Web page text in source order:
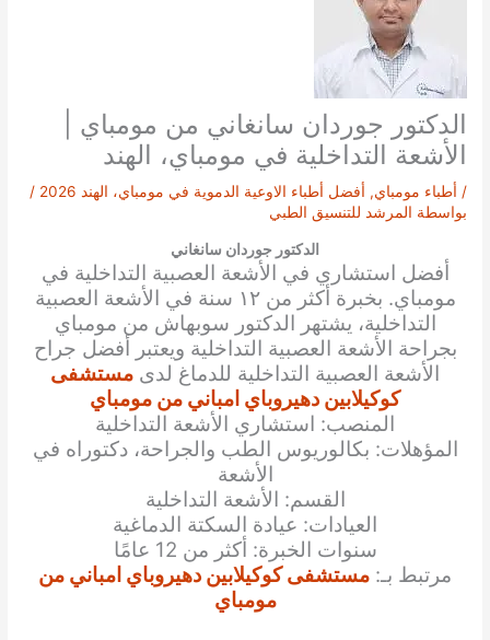
الدكتور جوردان سانغاني من مومباي |
الأشعة التداخلية في مومباي، الهند
/ أطباء مومباي, أفضل أطباء الاوعية الدموية في مومباي، الهند 2026
/
بواسطة المرشد للتنسيق الطبي
الدكتور جوردان سانغاني
أفضل استشاري في الأشعة العصبية التداخلية في
مومباي. بخبرة أكثر من ١٢ سنة في
الأشعة العصبية
التداخلية، يشتهر الدكتور سوبهاش من مومباي
بجراحة الأشعة العصبية التداخلية ويعتبر أفضل جراح
الأشعة العصبية التداخلية للدماغ لدى مستشفى
كوكيلابين دهيروباي امباني من مومباي
المنصب: استشاري الأشعة التداخلية
المؤهلات: بكالوريوس الطب والجراحة، دكتوراه في
الأشعة
القسم: الأشعة التداخلية
العيادات: عيادة السكتة الدماغية
سنوات الخبرة: أكثر من 12 عامًا
مرتبط بـ: مستشفى كوكيلابين دهيروباي امباني من
مومباي